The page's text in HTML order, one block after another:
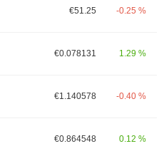
€51.25 -0.25 %
€0.078131 1.29 %
€1.140578 -0.40 %
€0.864548 0.12 %